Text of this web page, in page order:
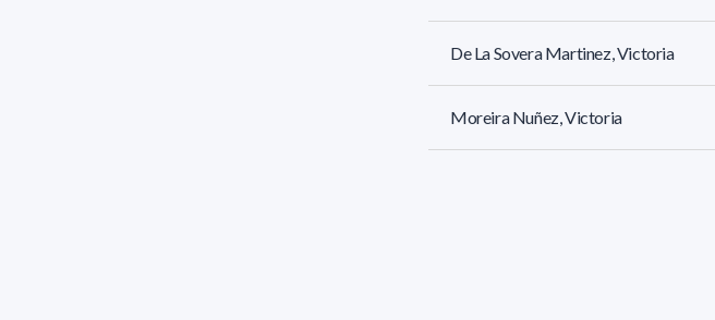
De La Sovera Martinez, Victoria
Moreira Nuñez, Victoria